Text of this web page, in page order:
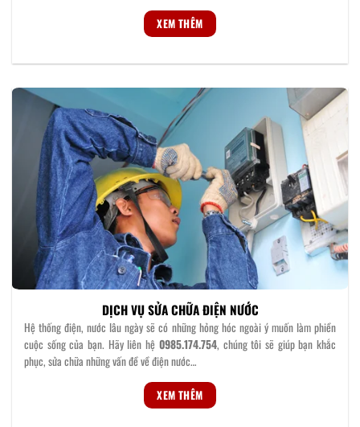
XEM THÊM
DỊCH VỤ SỬA CHỮA ĐIỆN NƯỚC
Hệ thống điện, nước lâu ngày sẽ có những hỏng hóc ngoài ý muốn làm phiền
cuộc sống của bạn. Hãy liên hệ 0985.174.754, chúng tôi sẽ giúp bạn khắc
phục, sửa chữa những vấn đề về điện nước…
XEM THÊM